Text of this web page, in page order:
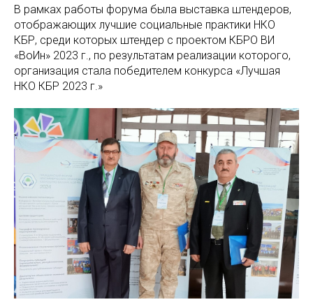
В рамках работы форума была выставка штендеров,
отображающих лучшие социальные практики НКО
КБР, среди которых штендер с проектом КБРО ВИ
«ВоИн» 2023 г., по результатам реализации которого,
организация стала победителем конкурса «Лучшая
НКО КБР 2023 г.»